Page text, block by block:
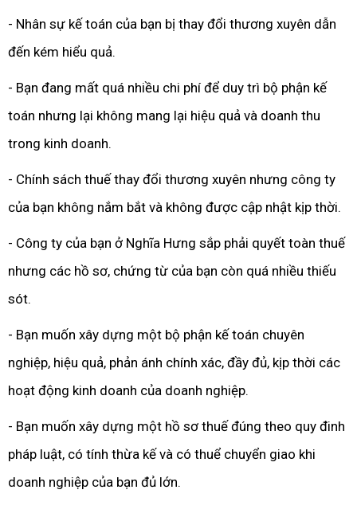
- Nhân sự kế toán của bạn bị thay đổi thương xuyên dẫn
đến kém hiểu quả.
- Bạn đang mất quá nhiều chi phí để duy trì bộ phận kế
toán nhưng lại không mang lại hiệu quả và doanh thu
trong kinh doanh.
- Chính sách thuế thay đổi thương xuyên nhưng công ty
của bạn không nắm bắt và không được cập nhật kịp thời.
- Công ty của bạn ở Nghĩa Hưng sắp phải quyết toàn thuế
nhưng các hồ sơ, chứng từ của bạn còn quá nhiều thiếu
sót.
- Bạn muốn xây dựng một bộ phận kế toán chuyên
nghiệp, hiệu quả, phản ánh chính xác, đầy đủ, kịp thời các
hoạt động kinh doanh của doanh nghiệp.
- Bạn muốn xây dựng một hồ sơ thuế đúng theo quy đinh
pháp luật, có tính thừa kế và có thuể chuyển giao khi
doanh nghiệp của bạn đủ lớn.